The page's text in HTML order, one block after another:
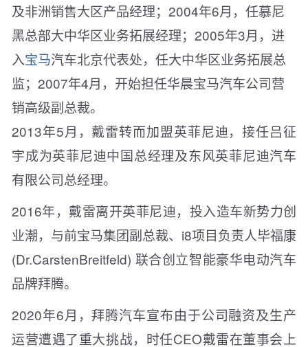
及非洲销售大区产品经理；2004年6月，任慕尼
黑总部大中华区业务拓展经理；2005年3月，进
入宝马汽车北京代表处，任大中华区业务拓展总
监；2007年4月，开始担任华晨宝马汽车公司营
销高级副总裁。
2013年5月，戴雷转而加盟英菲尼迪，接任吕征
宇成为英菲尼迪中国总经理及东风英菲尼迪汽车
有限公司总经理。
2016年，戴雷离开英菲尼迪，投入造车新势力创
业潮，与前宝马集团副总裁、i8项目负责人毕福康
(Dr.CarstenBreitfeld) 联合创立智能豪华电动汽车
品牌拜腾。
2020年6月，拜腾汽车宣布由于公司融资及生产
运营遭遇了重大挑战，时任CEO戴雷在董事会上